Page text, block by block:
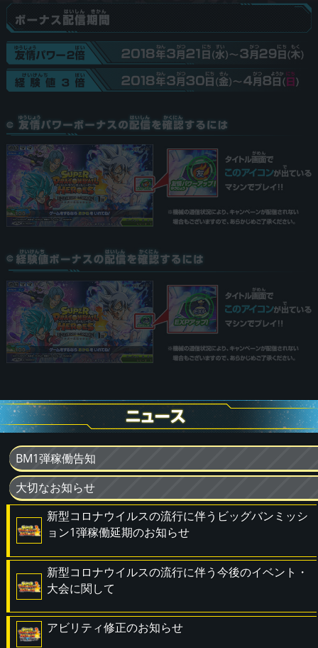
BM1弾稼働告知
大切なお知らせ
新型コロナウイルスの流行に伴うビッグバンミッシ
ョン1弾稼働延期のお知らせ
新型コロナウイルスの流行に伴う今後のイベント・
大会に関して
アビリティ修正のお知らせ